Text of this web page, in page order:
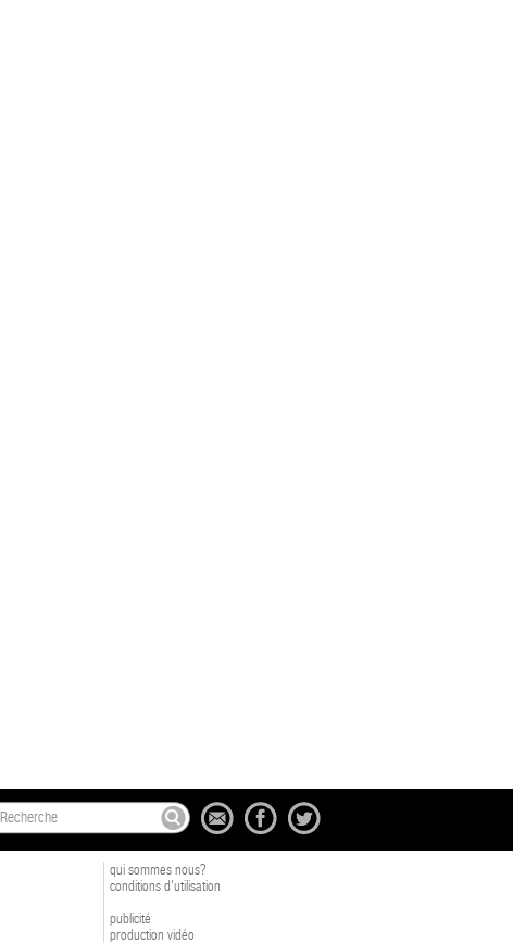
qui sommes nous?
conditions d'utilisation
publicité
production vidéo